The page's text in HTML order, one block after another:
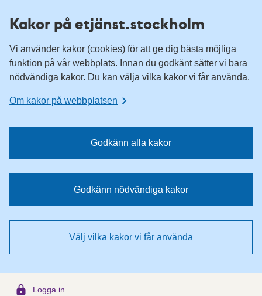
Kakor på etjänst.stockholm
Vi använder kakor (cookies) för att ge dig bästa möjliga
funktion på vår webbplats. Innan du godkänt sätter vi bara
nödvändiga kakor. Du kan välja vilka kakor vi får använda.
Om kakor på webbplatsen
Godkänn alla kakor
Godkänn nödvändiga kakor
Välj vilka kakor vi får använda
Logga in